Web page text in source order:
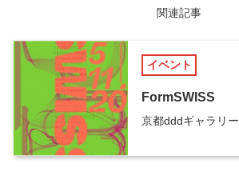
COLUMN
コラム
関連記事
イベント
FormSWISS
京都dddギャラリー